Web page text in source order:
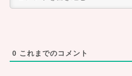
い己を鍛える修行と心得
0 これまでのコメント